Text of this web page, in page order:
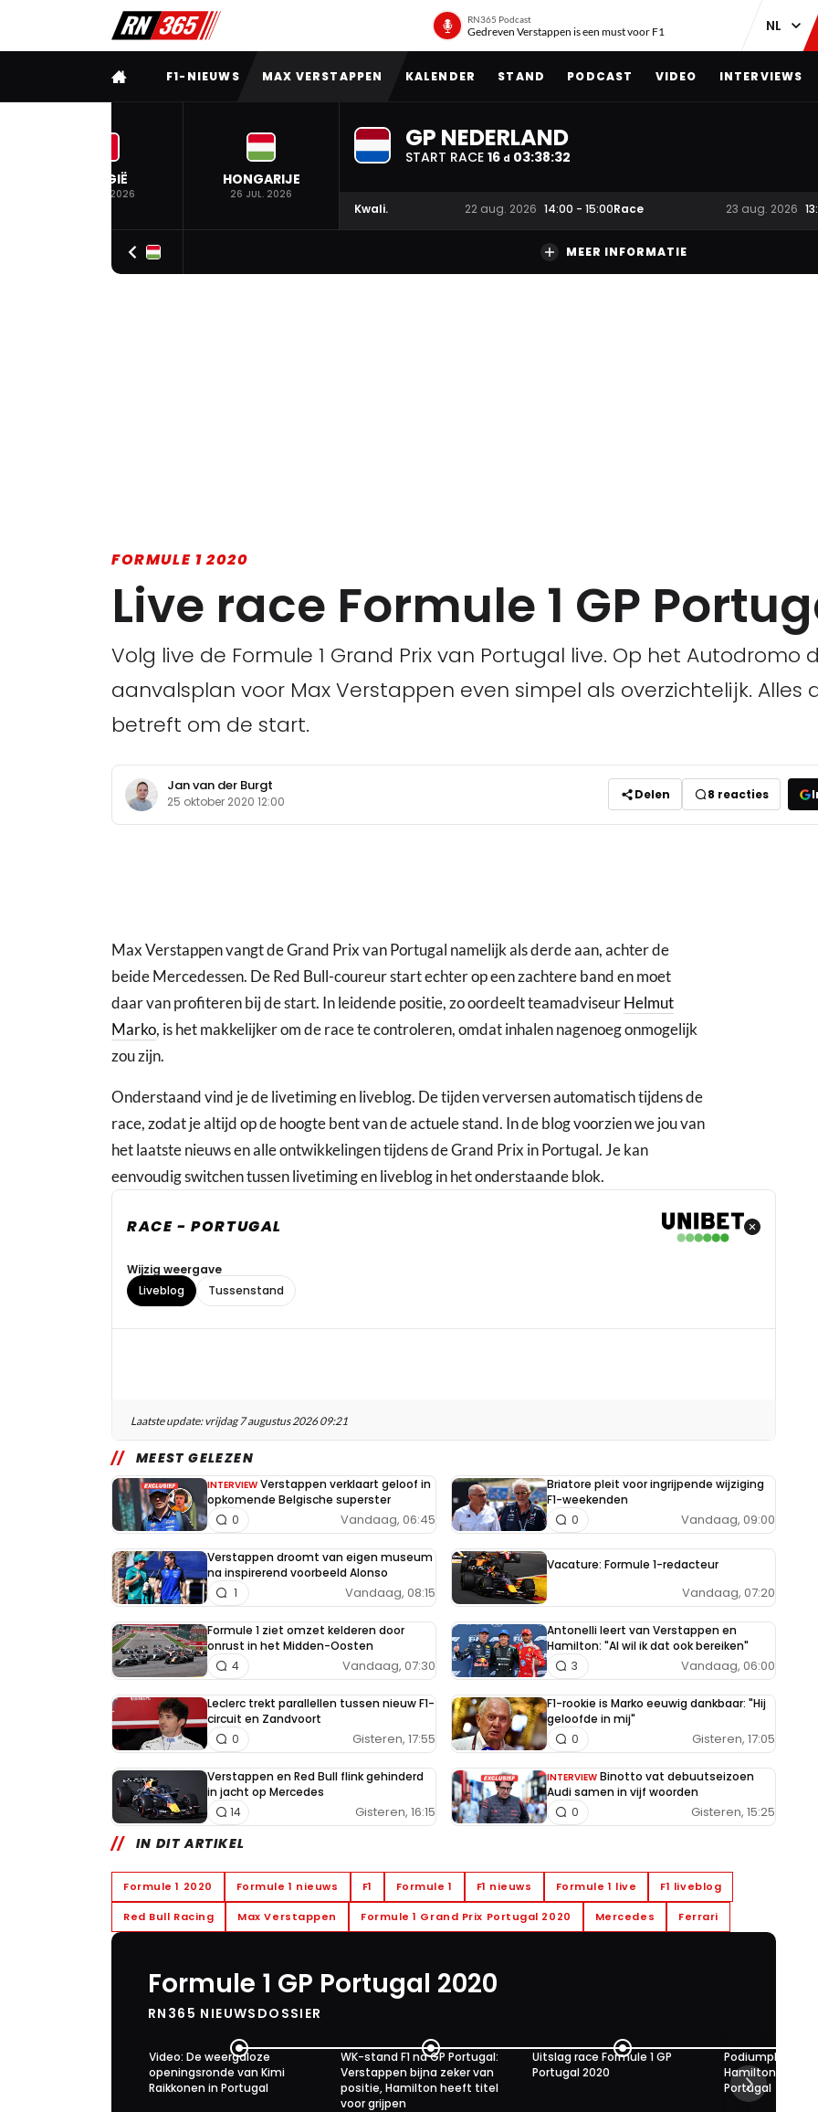
RN365 Podcast
Gedreven Verstappen is een must voor F1
VOLLEDIG MENU
F1-NIEUWS MAX VERSTAPPEN KALENDER STAND PODCAST VIDEO INTERVIEWS
BELGIË
19 JUL. 2026
HONGARIJE
26 JUL. 2026
GP NEDERLAND
START RACE 16 d 03:38:32
Kwali. 22 aug. 2026 14:00 - 15:00Race 23 aug. 2026
MEER INFORMATIE
FORMULE 1 2020
Live race Formule 1 GP
Volg live de Formule 1 Grand Prix van Portugal live. Op het Autodromo
aanvalsplan voor Max Verstappen even simpel als overzichtelijk. Alles
betreft om de start.
Jan van der Burgt
25 oktober 2020 12:00 Delen 8 reacties
Max Verstappen vangt de Grand Prix van Portugal namelijk als derde aan, achter de
beide Mercedessen. De Red Bull-coureur start echter op een zachtere band en moet
daar van profiteren bij de start. In leidende positie, zo oordeelt teamadviseurHelmut
Marko, is het makkelijker om de race te controleren, omdat inhalen nagenoeg onmogelijk
zou zijn.
Onderstaand vind je de livetiming en liveblog. De tijden verversen automatisch tijdens de
race, zodat je altijd op de hoogte bent van de actuele stand. In de blog voorzien we jou van
het laatste nieuws en alle ontwikkelingen tijdens de Grand Prix in Portugal. Je kan
eenvoudig switchen tussen livetiming en liveblog in het onderstaande blok.
RACE - PORTUGAL
Wijzig weergave
Liveblog
Tussenstand
Laatste update: vrijdag 7 augustus 2026 09:21
MEEST GELEZEN
INTERVIEW Verstappen verklaart geloof in
opkomende Belgische superster
Vandaag, 06:45
0
Briatore pleit voor ingrijpende wijziging
F1-weekenden
Vandaag, 09:00
0
Verstappen droomt van eigen museum
na inspirerend voorbeeld Alonso
Vandaag, 08:15
1
Vacature: Formule 1-redacteur
Vandaag, 07:20
Formule 1 ziet omzet kelderen door
onrust in het Midden-Oosten
Vandaag, 07:30
4
Antonelli leert van Verstappen en
Hamilton: "Al wil ik dat ook bereiken"
Vandaag, 06:00
3
Leclerc trekt parallellen tussen nieuw F1-
circuit en Zandvoort
Gisteren, 17:55
0
F1-rookie is Marko eeuwig dankbaar: "Hij
geloofde in mij"
Gisteren, 17:05
0
Verstappen en Red Bull flink gehinderd
in jacht op Mercedes
Gisteren, 16:15
14
INTERVIEW Binotto vat debuutseizoen
Audi samen in vijf woorden
Gisteren, 15:25
0
IN DIT ARTIKEL
Formule 1 2020 Formule 1 nieuws F1 Formule 1 F1 nieuws Formule 1 live F1 liveblog
Red Bull Racing Max Verstappen Formule 1 Grand Prix Portugal 2020 Mercedes Ferrari
Formule 1 GP Portugal 2020
RN365 NIEUWSDOSSIER
Video: De weergaloze
openingsronde van Kimi
Raikkonen in Portugal
WK-stand F1 na GP Portugal:
Verstappen bijna zeker van
positie, Hamilton heeft titel
voor grijpen
Uitslag race Formule 1 GP
Portugal 2020
Podiumplaats
Hamilton pakt
Portugal